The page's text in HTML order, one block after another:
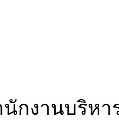
นักงานบริห